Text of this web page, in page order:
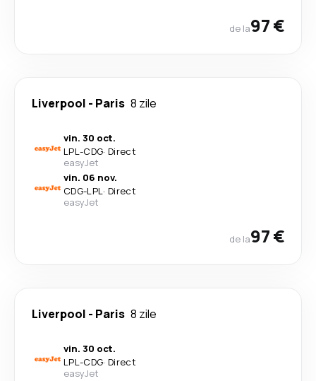
de la97 €
Liverpool - Paris 8 zile
vin. 30 oct.
LPL-CDG· Direct
easyJet
vin. 06 nov.
CDG-LPL· Direct
easyJet
de la97 €
Liverpool - Paris 8 zile
vin. 30 oct.
LPL-CDG· Direct
easyJet